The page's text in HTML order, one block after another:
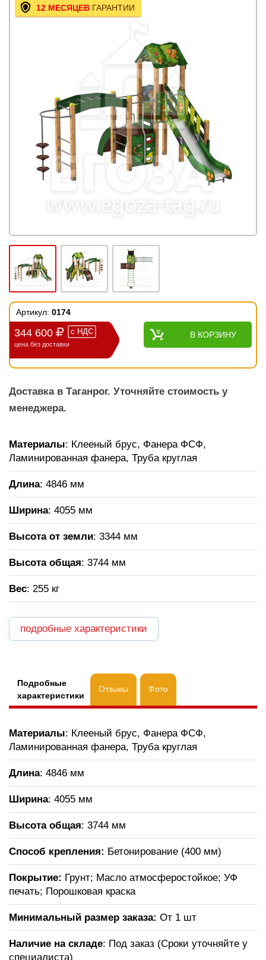
12 МЕСЯЦЕВ ГАРАНТИИ
Артикул: 0174
344 600 с НДС
цена без доставки
В КОРЗИНУ
Доставка в Таганрог. Уточняйте стоимость у
менеджера.
Материалы: Клееный брус, Фанера ФСФ,
Ламинированная фанера, Труба круглая
Длина: 4846 мм
Ширина: 4055 мм
Высота от земли: 3344 мм
Высота общая: 3744 мм
Вес: 255 кг
подробные характеристики
Подробные
характеристики
Отзывы Фото
Материалы: Клееный брус, Фанера ФСФ,
Ламинированная фанера, Труба круглая
Длина: 4846 мм
Ширина: 4055 мм
Высота общая: 3744 мм
Способ крепления: Бетонирование (400 мм)
Покрытие: Грунт; Масло атмосферостойкое; УФ
печать; Порошковая краска
Минимальный размер заказа: От 1 шт
Наличие на складе: Под заказ (Сроки уточняйте у
специалиста)